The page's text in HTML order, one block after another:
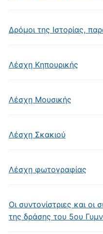
Δρόμοι της Ιστορίας,
Λέσχη Κηπουρικής
Λέσχη Μουσικής
Λέσχη Σκακιού
Λέσχη φωτογραφίας
Οι συντονίστριες και οι
της δράσης του 5ου